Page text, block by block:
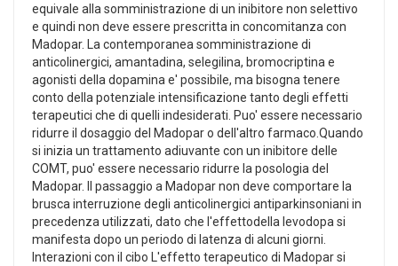
equivale alla somministrazione di un inibitore non selettivo
e quindi non deve essere prescritta in concomitanza con
Madopar. La contemporanea somministrazione di
anticolinergici, amantadina, selegilina, bromocriptina e
agonisti della dopamina e' possibile, ma bisogna tenere
conto della potenziale intensificazione tanto degli effetti
terapeutici che di quelli indesiderati. Puo' essere necessario
ridurre il dosaggio del Madopar o dell'altro farmaco.Quando
si inizia un trattamento adiuvante con un inibitore delle
COMT, puo' essere necessario ridurre la posologia del
Madopar. Il passaggio a Madopar non deve comportare la
brusca interruzione degli anticolinergici antiparkinsoniani in
precedenza utilizzati, dato che l'effettodella levodopa si
manifesta dopo un periodo di latenza di alcuni giorni.
Interazioni con il cibo L'effetto terapeutico di Madopar si